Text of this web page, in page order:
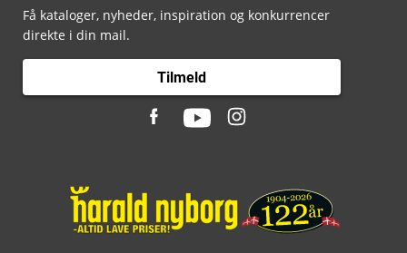
Få kataloger, nyheder, inspiration og konkurrencer
direkte i din mail.
Tilmeld